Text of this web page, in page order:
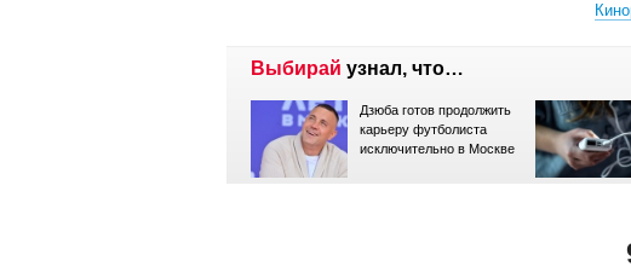
Выбирай узнал, что…
Дзюба готов продолжить
карьеру футболиста
исключительно в Москве